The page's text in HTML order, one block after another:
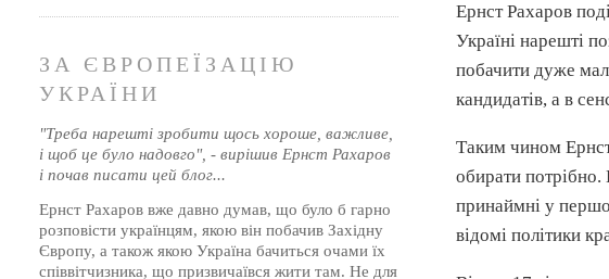
ЕрнстРахаров
Україні нарешті
побачити дуже
кандидатів, а в
Таким чином
обирати
принаймні у
відомі політики
ЗА ЄВРОПЕЇЗАЦІЮ
УКРАЇНИ
"Треба нарешті зробити щось хороше, важливе,
і щоб це було надовго", - вирішив Ернст Рахаров
і почав писати цей блог...
Ернст Рахаров вже давно думав, що було б гарно
розповісти українцям, якою він побачив Західну
Європу, а також якою Україна бачиться очами їх
співвітчизника, що призвичаївся жити там. Не для